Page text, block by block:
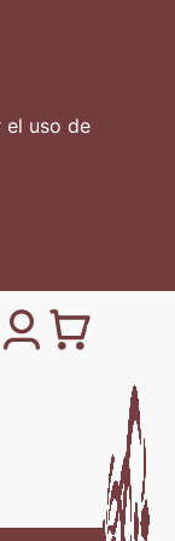
el uso de
0